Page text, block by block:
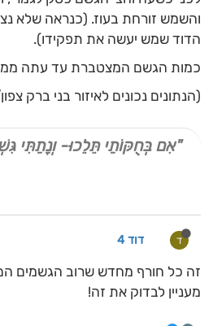
והשמש זורחת בעוז. (כנראה שלא
הדוד שמש יעשה את תפקידו).
כמות הגשם המצטברת עד עתה ממש לא
(הנתונים נכונים לאיזור בני ברק
"אִם בְּחֻקּוֹתַי תֵּלֵכוּ- וְנָתַתִּי
ד דוד 4
זה כל חורף מחדש שרוב הגשמים
מעניין לבדוק את זה!